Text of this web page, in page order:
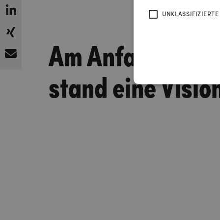
Am Anfang
stand eine
UNKLASSIFIZIERTE